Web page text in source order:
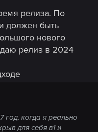
релиза. По
должен быть
нового
релиз в 2024
год, когда я реально
для себя в1 и